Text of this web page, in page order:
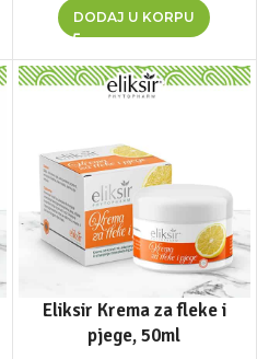
DODAJ U KORPU
Eliksir Krema za fleke i
pjege, 50ml